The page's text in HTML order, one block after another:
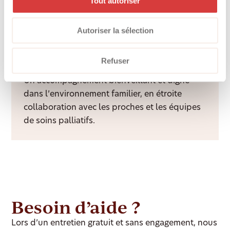
Autoriser la sélection
Refuser
d’un accompagnement professionnel tout au
Accompagnement palliatif à domicile
Un accompagnement bienveillant et digne
dans l’environnement familier, en étroite
collaboration avec les proches et les équipes
de soins palliatifs.
Besoin d’aide ?
Lors d’un entretien gratuit et sans engagement, nous